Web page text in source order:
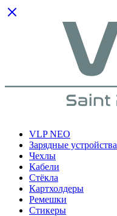
VLP NEO
Зарядные устройства
Чехлы
Кабели
Cтёкла
Картхолдеры
Ремешки
Стикеры